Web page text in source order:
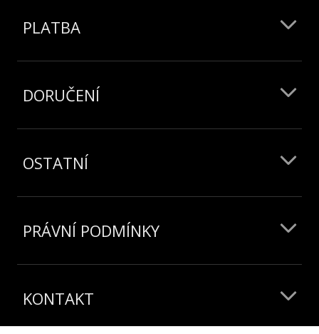
PLATBA
DORUČENÍ
OSTATNÍ
PRÁVNÍ PODMÍNKY
KONTAKT